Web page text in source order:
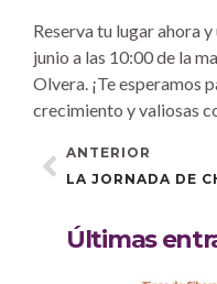
Reserva tu lugar ahora
junio a las 10:00 de la
Olvera. ¡Te esperamos
crecimiento y valiosas
ANTERIOR
Últimas